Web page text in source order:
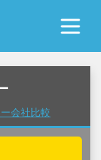
会社比較